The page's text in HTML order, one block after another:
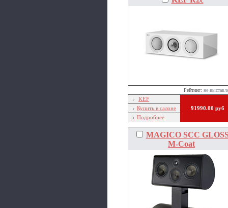
Рейтинг: не
KEF
91990.00 руб
Купить в салоне
Подробнее
MAGICO SCC
M-Coat